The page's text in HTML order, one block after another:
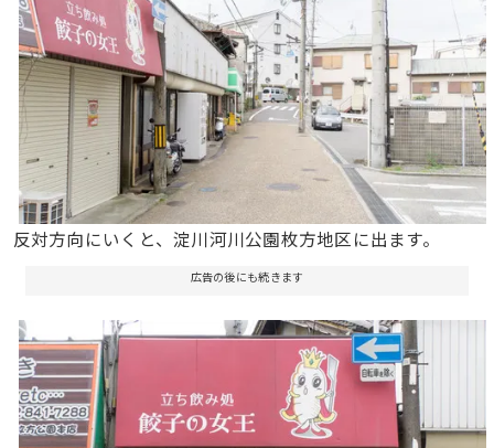
反対方向にいくと、淀川河川公園枚方地区に出ます。
広告の後にも続きます